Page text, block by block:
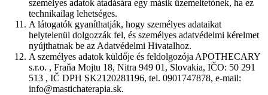
személyes adatok átadására egy másik üzemeltetőnek, ha ez
technikailag lehetséges.
A látogatók gyaníthatják, hogy személyes adataikat
helytelenül dolgozzák fel, és személyes adatvédelmi kérelmet
nyújthatnak be az Adatvédelmi Hivatalhoz.
A személyes adatok küldője és feldolgozója APOTHECARY
s.r.o. , Fraňa Mojtu 18, Nitra 949 01, Slovakia, IČO: 50 291
513 , IČ DPH SK2120281196, tel. 0901747878, e-mail:
info@mastichaterapia.sk.